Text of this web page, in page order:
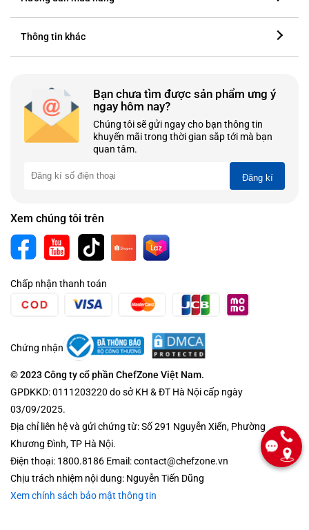
Thông tin khác
Bạn chưa tìm được sản phẩm ưng ý
ngay hôm nay?
Chúng tôi sẽ gửi ngay cho bạn thông tin
khuyến mãi trong thời gian sắp tới mà bạn
quan tâm.
Đăng kí
Xem chúng tôi trên
Chấp nhận thanh toán
Chứng nhận
© 2023 Công ty cổ phần ChefZone Việt Nam.
GPDKKD: 0111203220 do sở KH & ĐT Hà Nội cấp ngày
03/09/2025.
Địa chỉ liên hệ và gửi chứng từ: Số 291 Nguyễn Xiển, Phường
Khương Đình, TP Hà Nội.
Điện thoại: 1800.8186 Email: contact@chefzone.vn
Chịu trách nhiệm nội dung: Nguyễn Tiến Dũng
Xem chính sách bảo mật thông tin